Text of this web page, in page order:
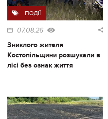
ПОДІЇ
07.08.26
Зниклого жителя
Костопільщини розшукали в
лісі без ознак життя